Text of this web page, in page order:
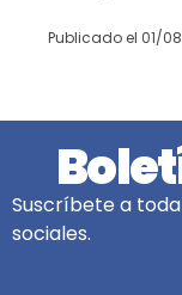
Publicado el 01/
Suscríbete a
sociales.